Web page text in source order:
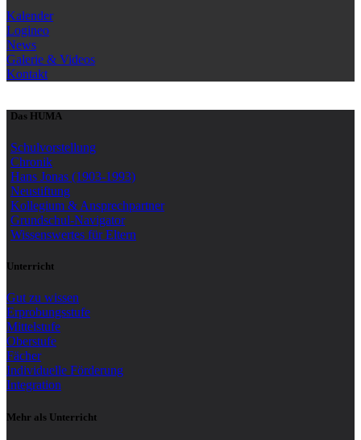
Kalender
Logineo
News
Galerie & Videos
Kontakt
Das HUMA
Schulvorstellung
Chronik
Hans Jonas (1903-1993)
Neustiftung
Kollegium & Ansprechpartner
Grundschul-Navigator
Wissenswertes für Eltern
Unterricht
Gut zu wissen
Erprobungsstufe
Mittelstufe
Oberstufe
Fächer
Individuelle Förderung
Integration
Mehr als Unterricht